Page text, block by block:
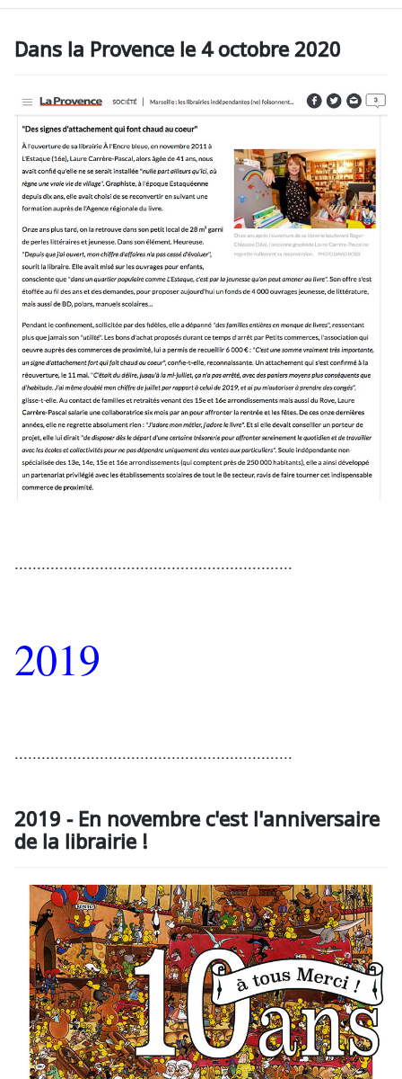
Dans la Provence le 4 octobre 2020
..............................................................
2019
..............................................................
2019 - En novembre c'est l'anniversaire
de la librairie !